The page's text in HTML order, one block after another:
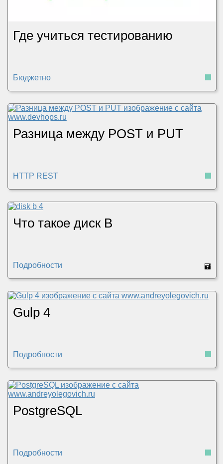
Где учиться тестированию
Бюджетно
Разница между POST и PUT
HTTP REST
Что такое диск B
Подробности 🖬
Gulp 4
Подробности
PostgreSQL
Подробности